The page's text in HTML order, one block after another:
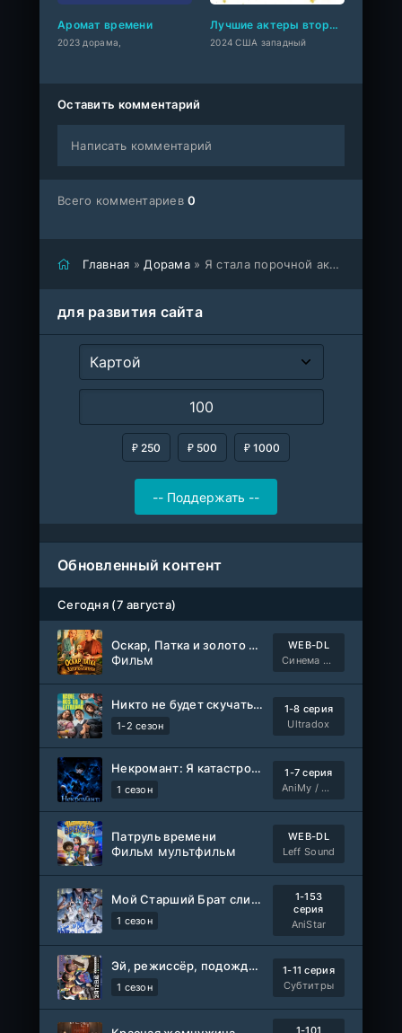
Аромат времени
2023 дорама,
Лучшие актеры второго плана
2024 США западный
Оставить комментарий
Написать комментарий
Всего комментариев0
Главная » Дорама » Я стала порочной актрисой второго плана
для развития сайта
₽ 250 ₽ 500 ₽ 1000
Обновленный контент
Сегодня (7 августа)
Оскар, Патка и золото Балтики
Фильм
WEB-DL
Синема УС
Никто не будет скучать по нам
1-2 сезон
1-8 серия
Ultradox
Некромант: Я катастрофа
1 сезон
1-7 серия
AniMy / RuChiMe
Патруль времени
Фильм мультфильм
WEB-DL
Leff Sound
Мой Старший Брат слишком стабилен
1 сезон
1-153
серия
AniStar
Эй, режиссёр, подождите!
1 сезон
1-11 серия
Субтитры
1-101